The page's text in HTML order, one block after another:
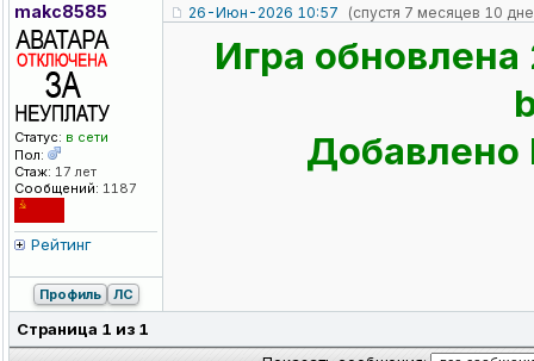
makc8585
Статус: в сети
Пол:
Стаж: 17 лет
Сообщений: 1187
Рейтинг
26-Июн-2026 10:57 (спустя 7 месяцев 10
Игра
Добавлено
Профиль ЛС
Страница 1 из 1